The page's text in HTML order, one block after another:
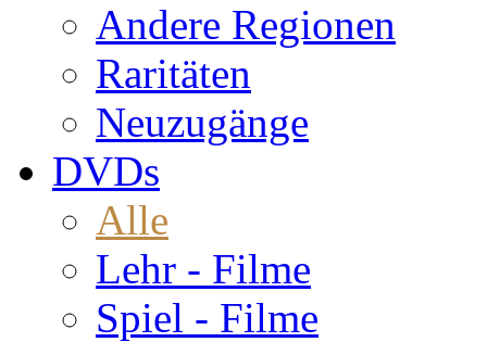
Andere Regionen
Raritäten
Neuzugänge
DVDs
Alle
Lehr - Filme
Spiel - Filme